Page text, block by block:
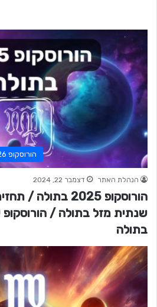
הורוסקופ 2026 / הורוסקופ שנתי 2026
הנהלת האתר דצמבר 22, 2024
הורוסקופ 2025
בתולה